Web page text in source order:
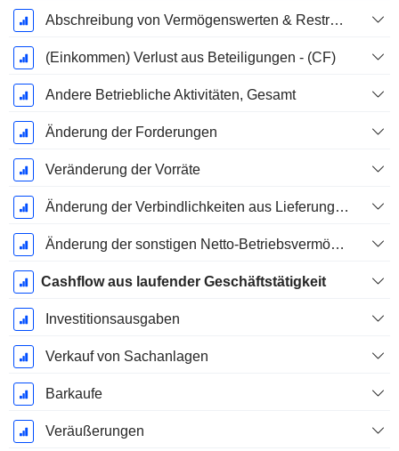
Abschreibung von Vermögenswerten & Restrukturierungskosten
(Einkommen) Verlust aus Beteiligungen - (CF)
Andere Betriebliche Aktivitäten, Gesamt
Änderung der Forderungen
Veränderung der Vorräte
Änderung der Verbindlichkeiten aus Lieferungen und Leistungen
Änderung der sonstigen Netto-Betriebsvermögen
Cashflow aus laufender Geschäftstätigkeit
Investitionsausgaben
Verkauf von Sachanlagen
Barkaufe
Veräußerungen